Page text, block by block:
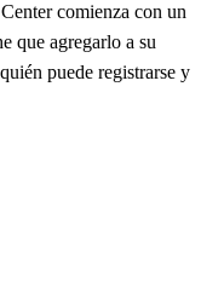
comienza con un
que agregarlo a su
puede registrarse y